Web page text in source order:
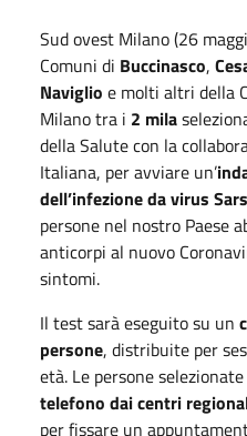
Sud ovest Milano (26
Comuni di Buccinasco,
Naviglio e molti altri della
Milano tra i 2 mila
della Salute con la
Italiana, per avviare un’
dell’infezione da virus
persone nel nostro Paese
anticorpi al nuovo
sintomi.
Il test sarà eseguito su un
persone, distribuite per
età. Le persone selezionate
telefono dai centri
per fissare un